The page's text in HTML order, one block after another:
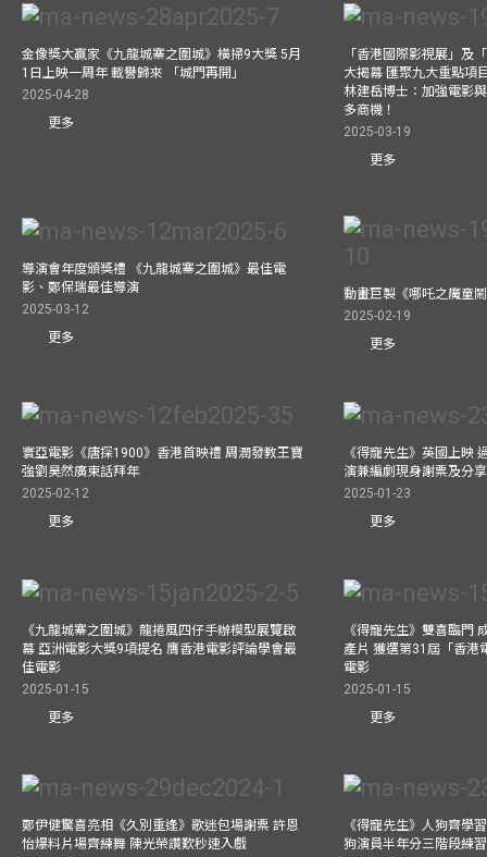
金像獎大贏家《九龍城寨之圍城》橫掃9大獎 5月
1日上映一周年 載譽歸來 「城門再開」
2025-04-28
更多
「香港國際影視展」及
大揭幕 匯聚九大重點項
林建岳博士：加強電影
多商機！
2025-03-19
更多
導演會年度頒獎禮 《九龍城寨之圍城》最佳電
影、鄭保瑞最佳導演
2025-03-12
更多
動畫巨製《哪吒之魔童
2025-02-19
更多
寰亞電影《唐探1900》香港首映禮 周潤發教王寶
強劉昊然廣東話拜年
2025-02-12
更多
《得寵先生》英國上映
演兼編劇現身謝票及分
2025-01-23
更多
《九龍城寨之圍城》龍捲風四仔手辦模型展覽啟
幕 亞洲電影大獎9項提名 膺香港電影評論學會最
佳電影
2025-01-15
更多
《得寵先生》雙喜臨門
產片 獲選第31屆「香港
電影
2025-01-15
更多
鄭伊健驚喜亮相《久別重逢》歌迷包場謝票 許恩
怡爆料片場齊練舞 陳光榮讚歎秒速入戲
《得寵先生》人狗齊學
狗演員半年分三階段練